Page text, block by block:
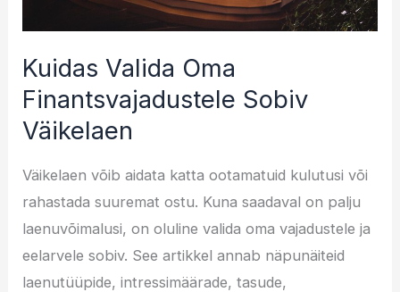
Kuidas Valida Oma
Finantsvajadustele Sobiv
Väikelaen
Väikelaen võib aidata katta ootamatuid kulutusi või
rahastada suuremat ostu. Kuna saadaval on palju
laenuvõimalusi, on oluline valida oma vajadustele ja
eelarvele sobiv. See artikkel annab näpunäiteid
laenutüüpide, intressimäärade, tasude,